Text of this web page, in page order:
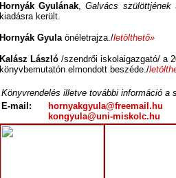
Hornyák Gyulának,Galvács szülöttjének
kiadásra került.
Hornyák Gyulaönéletrajza./letölthető»
Kalász László /szendrői iskolaigazgató/ a
könyvbemutatón elmondott beszéde./
Könyvrendelés illetve további információ a
E-mail:
hornyakgyula@freemail.hu
kongyula@uni-miskolc.hu